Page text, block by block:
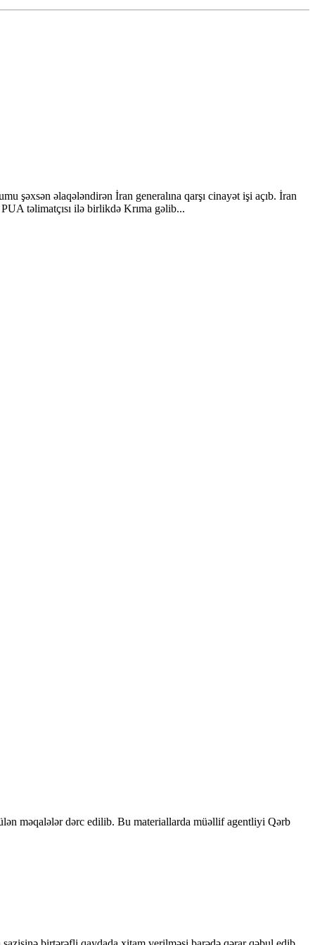
əlaqələndirən İran generalına qarşı cinayət işi açıb. İran
təlimatçısı ilə birlikdə Krıma gəlib...
məqalələr dərc edilib. Bu materiallarda müəllif agentliyi Qərb